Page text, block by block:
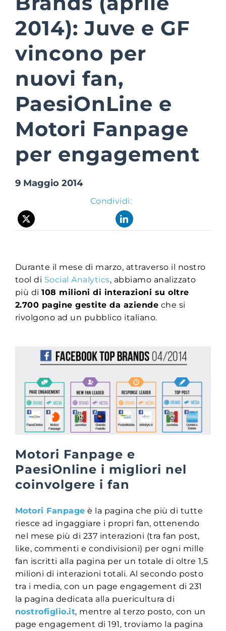
Suite Login
2014): Juve e GF
vincono per
nuovi fan,
PaesiOnLine e
Motori Fanpage
per engagement
9 Maggio 2014
Condividi:
Durante il mese di marzo, attraverso il nostro
tool di Social Analytics, abbiamo analizzato
più di108 milioni di interazioni su oltre
2.700 pagine gestite da aziende che si
rivolgono ad un pubblico italiano.
Motori Fanpage e
PaesiOnline i migliori nel
coinvolgere i fan
Motori Fanpage è la pagina che più di tutte
riesce ad ingaggiare i propri fan, ottenendo
nel mese più di 237 interazioni (tra fan post,
like, commenti e condivisioni) per ogni mille
fan iscritti alla pagina per un totale di oltre 1,5
milioni di interazioni totali. Al secondo posto
tra i media, con un page engagement di 231
la pagina dedicata alla puericultura di
nostrofiglio.it, mentre al terzo posto, con un
page engagement di 191, troviamo la pagina